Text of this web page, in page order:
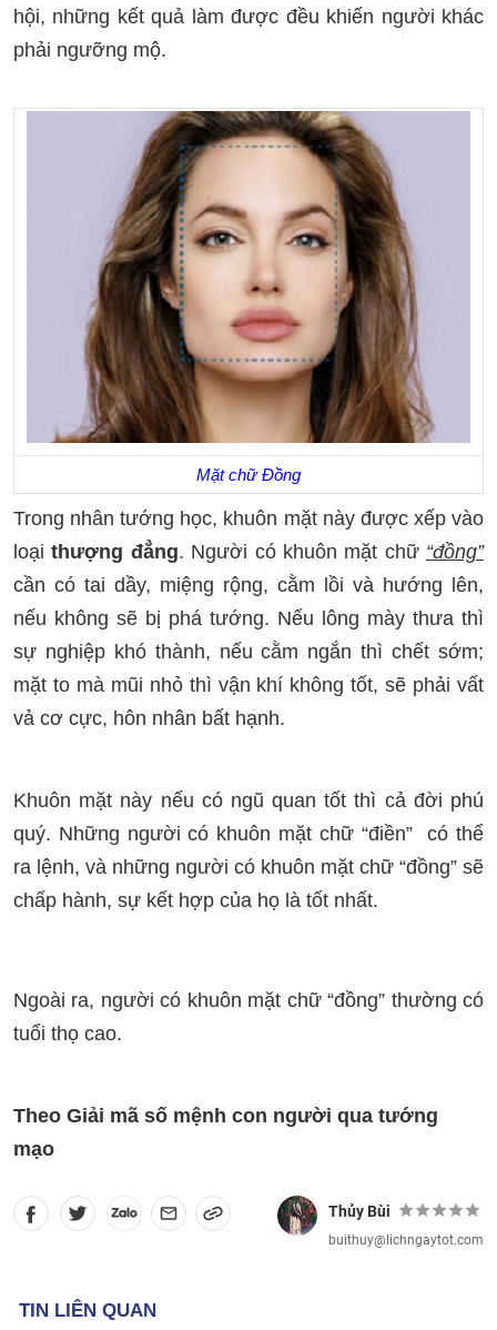
hội, những kết quả làm được đều khiến người khác
phải ngưỡng mộ.
Mặt chữ Đồng
Trong nhân tướng học, khuôn mặt này được xếp vào
loạithượng đẳng. Người có khuôn mặt chữ “đồng”
cần có tai dầy, miệng rộng, cằm lồi và hướng lên,
nếu không sẽ bị phá tướng. Nếu lông mày thưa thì
sự nghiệp khó thành, nếu cằm ngắn thì chết sớm;
mặt to mà mũi nhỏ thì vận khí không tốt, sẽ phải vất
vả cơ cực, hôn nhân bất hạnh.
Khuôn mặt này nếu có ngũ quan tốt thì cả đời phú
quý. Những người có khuôn mặt chữ “điền” có thể
ra lệnh, và những người có khuôn mặt chữ “đồng” sẽ
chấp hành, sự kết hợp của họ là tốt nhất.
Ngoài ra, người có khuôn mặt chữ “đồng” thường có
tuổi thọ cao.
Theo Giải mã số mệnh con người qua tướng
mạo
Thủy Bùi
buithuy@lichngaytot.com